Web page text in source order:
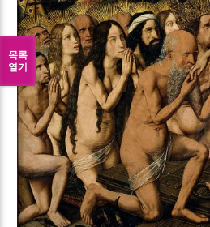
목록
열기